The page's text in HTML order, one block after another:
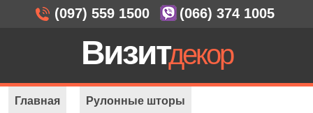
Главная Рулонные шторы
(097) 559 1500 (066) 374 1005
Визитдекор